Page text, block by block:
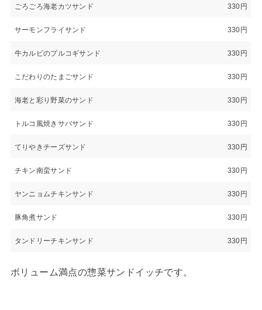
ごろごろ海老カツサンド 330円
サーモンフライサンド 330円
牛カルビのプルコギサンド 330円
こだわりのたまごサンド 330円
海老と彩り野菜のサンド 330円
トルコ風焼きサバサンド 330円
てりやきチーズサンド 330円
チキン南蛮サンド 330円
ヤンニョムチキンサンド 330円
豚角煮サンド 330円
タンドリーチキンサンド 330円
ボリューム満点の惣菜サンドイッチです。